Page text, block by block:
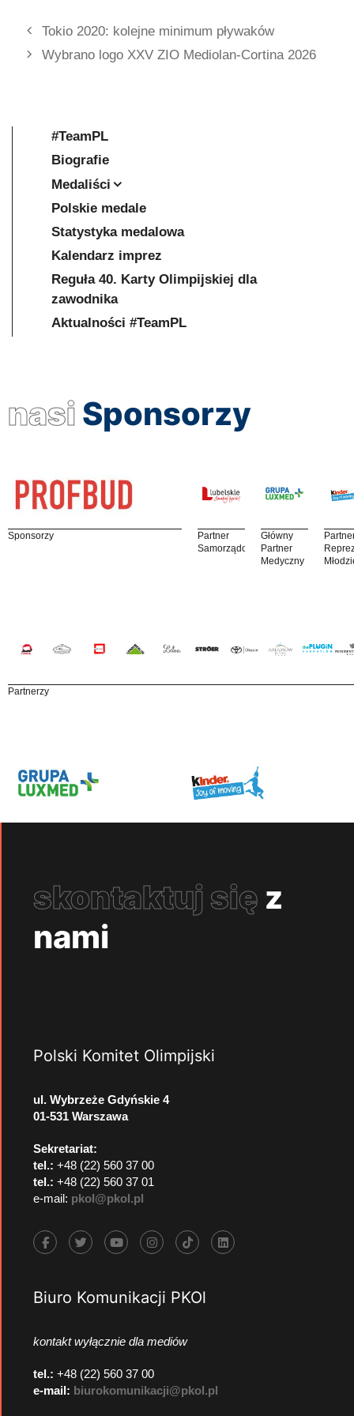
Tokio 2020: kolejne minimum pływaków
Wybrano logo XXV ZIO Mediolan-Cortina 2026
#TeamPL
Biografie
Medaliści
Polskie medale
Statystyka medalowa
Kalendarz imprez
Reguła 40. Karty Olimpijskiej dla
zawodnika
Aktualności #TeamPL
nasi Sponsorzy
Sponsorzy
Partner
Samorządowy
Główny
Partner
Medyczny
Partnerzy
skontaktuj się z
nami
Polski Komitet Olimpijski
ul. Wybrzeże Gdyńskie 4
01-531 Warszawa
Sekretariat:
tel.: +48 (22) 560 37 00
tel.: +48 (22) 560 37 01
e-mail: pkol@pkol.pl
Biuro Komunikacji PKOl
kontakt wyłącznie dla mediów
tel.: +48 (22) 560 37 00
e-mail: biurokomunikacji@pkol.pl